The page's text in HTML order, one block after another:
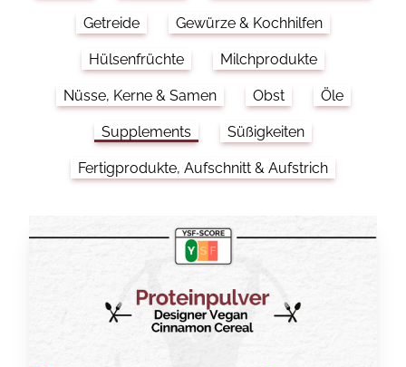
Getreide Gewürze & Kochhilfen
Hülsenfrüchte Milchprodukte
Nüsse, Kerne & Samen Obst Öle
Supplements Süßigkeiten
Fertigprodukte, Aufschnitt & Aufstrich